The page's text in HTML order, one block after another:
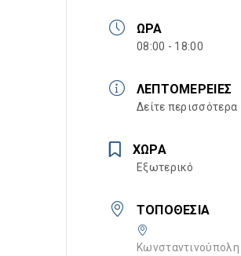
ΏΡΑ
08:00 - 18:00
ΛΕΠΤΟΜΈΡΕΙΕΣ
Δείτε περισσότερα
ΧΏΡΑ
Εξωτερικό
ΤΟΠΟΘΕΣΊΑ
Κωνσταντινούπολη